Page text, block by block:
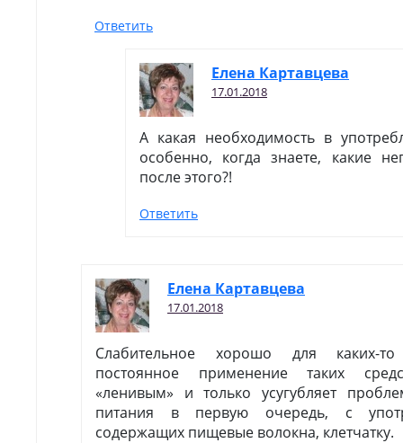
Ответить
Елена Картавцева
17.01.2018
А какая необходимость в
особенно, когда знаете, какие
после этого?!
Ответить
Елена Картавцева
17.01.2018
Слабительное хорошо для каких-
постоянное применение таких
«ленивым» и только усугубляет
питания в первую очередь, с
содержащих пищевые волокна, клетчатку.